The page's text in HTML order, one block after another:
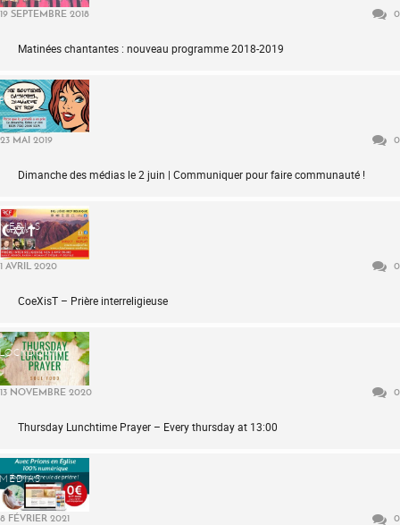
19 SEPTEMBRE 2018 0
Matinées chantantes : nouveau programme 2018-2019
PRIÈRE
23 MAI 2019 0
Dimanche des médias le 2 juin | Communiquer pour faire communauté !
MÉDIAS
1 AVRIL 2020 0
CoeXisT – Prière interreligieuse
LOCKDOWN
13 NOVEMBRE 2020 0
Thursday Lunchtime Prayer – Every thursday at 13:00
MÉDIAS
8 FÉVRIER 2021 0